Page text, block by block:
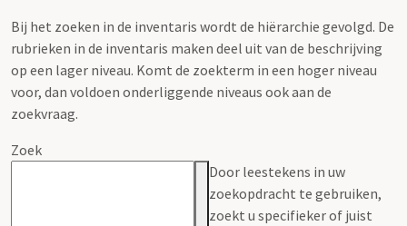
Bij het zoeken in de inventaris wordt de hiërarchie gevolgd. De
rubrieken in de inventaris maken deel uit van de beschrijving
op een lager niveau. Komt de zoekterm in een hoger niveau
voor, dan voldoen onderliggende niveaus ook aan de
zoekvraag.
Zoek
Door leestekens in uw
zoekopdracht te gebruiken,
zoekt u specifieker of juist